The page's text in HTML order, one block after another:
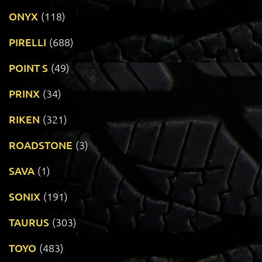
ONYX (118)
PIRELLI (688)
POINT S (49)
PRINX (34)
RIKEN (321)
ROADSTONE (3)
SAVA (1)
SONIX (191)
TAURUS (303)
TOYO (483)